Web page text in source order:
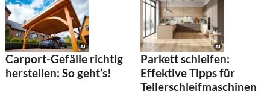
Carport-Gefälle richtig
herstellen: So geht’s!
Parkett schleifen:
Effektive Tipps für
Tellerschleifmaschinen